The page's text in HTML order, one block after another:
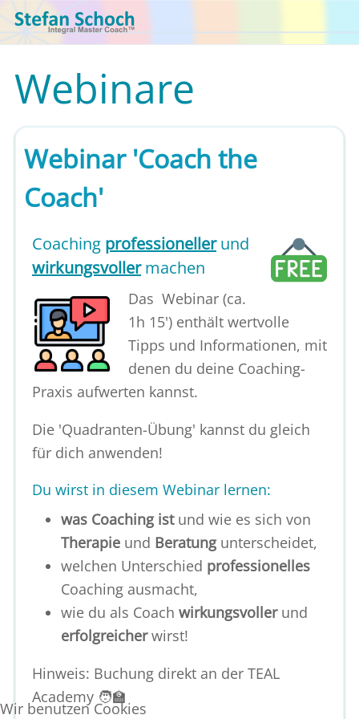
Webinare
Webinar 'Coach the
Coach'
Coaching professioneller und
wirkungsvollermachen
Das Webinar (ca.
1h 15') enthält wertvolle
Tipps und Informationen, mit
denen du deine Coaching-
Praxis aufwerten kannst.
Die 'Quadranten-Übung' kannst du gleich
für dich anwenden!
Du wirst in diesem Webinar lernen:
was Coaching istund wie es sich von
Therapie und Beratungunterscheidet,
welchen Unterschied professionelles
Coaching ausmacht,
wie du als Coach wirkungsvollerund
erfolgreicherwirst!
Hinweis: Buchung direkt an der TEAL
Academy 🧑‍🏫
Wir benutzen Cookies